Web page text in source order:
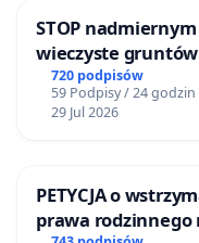
STOP
wieczyste
ogrody działkowe.
720 podpisów
59 Podpisy / 24 godzin
29 Jul 2026
PETYCJA o